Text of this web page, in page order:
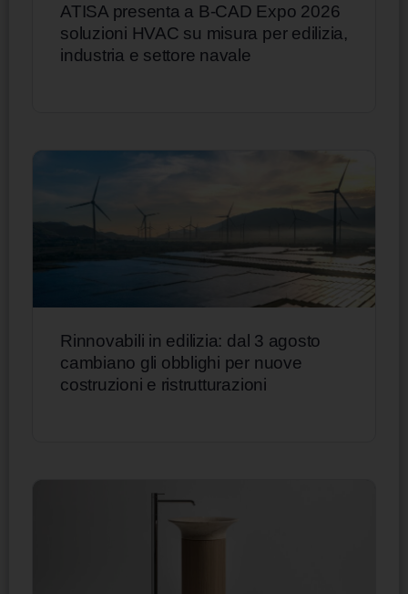
ATISA presenta a B-CAD Expo 2026
soluzioni HVAC su misura per edilizia,
industria e settore navale
Rinnovabili in edilizia: dal 3 agosto
cambiano gli obblighi per nuove
costruzioni e ristrutturazioni